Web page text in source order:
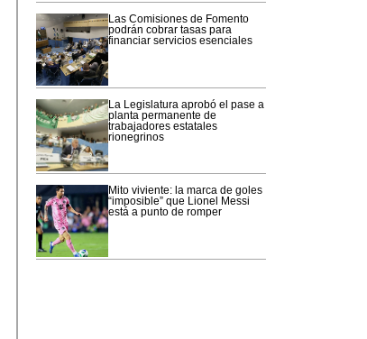
Las Comisiones de Fomento
podrán cobrar tasas para
financiar servicios esenciales
La Legislatura aprobó el pase a
planta permanente de
trabajadores estatales
rionegrinos
Mito viviente: la marca de goles
“imposible” que Lionel Messi
está a punto de romper